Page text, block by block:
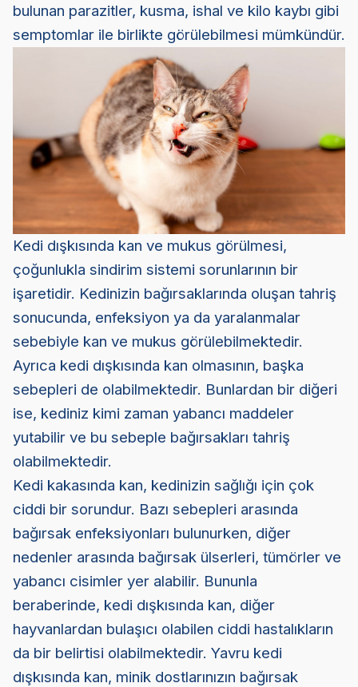
bulunan parazitler, kusma, ishal ve kilo kaybı gibi
semptomlar ile birlikte görülebilmesi mümkündür.
Kedi dışkısında kan ve mukus görülmesi,
çoğunlukla sindirim sistemi sorunlarının bir
işaretidir. Kedinizin bağırsaklarında oluşan tahriş
sonucunda, enfeksiyon ya da yaralanmalar
sebebiyle kan ve mukus görülebilmektedir.
Ayrıca kedi dışkısında kan olmasının, başka
sebepleri de olabilmektedir. Bunlardan bir diğeri
ise, kediniz kimi zaman yabancı maddeler
yutabilir ve bu sebeple bağırsakları tahriş
olabilmektedir.
Kedi kakasında kan, kedinizin sağlığı için çok
ciddi bir sorundur. Bazı sebepleri arasında
bağırsak enfeksiyonları bulunurken, diğer
nedenler arasında bağırsak ülserleri, tümörler ve
yabancı cisimler yer alabilir. Bununla
beraberinde, kedi dışkısında kan, diğer
hayvanlardan bulaşıcı olabilen ciddi hastalıkların
da bir belirtisi olabilmektedir. Yavru kedi
dışkısında kan, minik dostlarınızın bağırsak